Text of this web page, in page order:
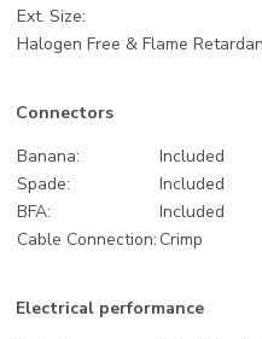
Ext. Size:
Halogen Free & Flame
Connectors
Banana:
Included
Spade:
Included
BFA:
Included
Cable Connection: Crimp
Electrical performance